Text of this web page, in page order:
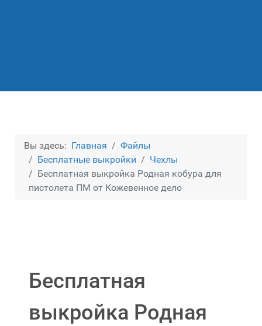
Вы здесь: Главная
Файлы
Бесплатные выкройки
Чехлы
Бесплатная выкройка Родная кобура для
пистолета ПМ от Кожевенное дело
Бесплатная
выкройка Родная